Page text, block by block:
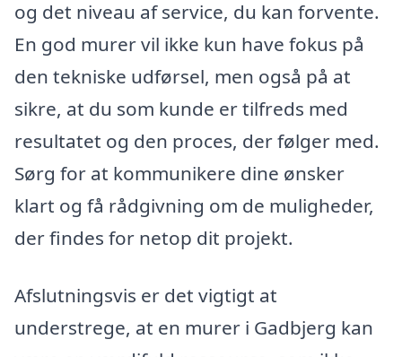
og det niveau af service, du kan forvente.
En god murer vil ikke kun have fokus på
den tekniske udførsel, men også på at
sikre, at du som kunde er tilfreds med
resultatet og den proces, der følger med.
Sørg for at kommunikere dine ønsker
klart og få rådgivning om de muligheder,
der findes for netop dit projekt.
Afslutningsvis er det vigtigt at
understrege, at en murer i Gadbjerg kan